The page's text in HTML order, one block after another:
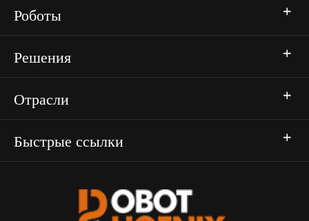
Роботы
Решения
Отрасли
Быстрые ссылки